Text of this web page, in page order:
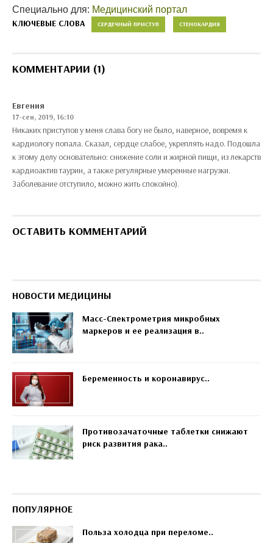
Специально для: Медицинский портал
КЛЮЧЕВЫЕ СЛОВА СЕРДЕЧНЫЙ ПРИСТУП СТЕНОКАРДИЯ
КОММЕНТАРИИ (1)
Евгения
17-сен, 2019, 16:10
Никаких приступов у меня слава богу не было, наверное, вовремя к
кардиологу попала. Сказал, сердце слабое, укреплять надо. Подошла
к этому делу основательно: снижение соли и жирной пищи, из лекарств
кардиоактив таурин, а также регулярные умеренные нагрузки.
Заболевание отступило, можно жить спокойно).
ОСТАВИТЬ КОММЕНТАРИЙ
НОВОСТИ МЕДИЦИНЫ
Масс-Спектрометрия микробных
маркеров и ее реализация в..
Беременность и коронавирус..
Противозачаточные таблетки снижают
риск развития рака..
ПОПУЛЯРНОЕ
Польза холодца при переломе..